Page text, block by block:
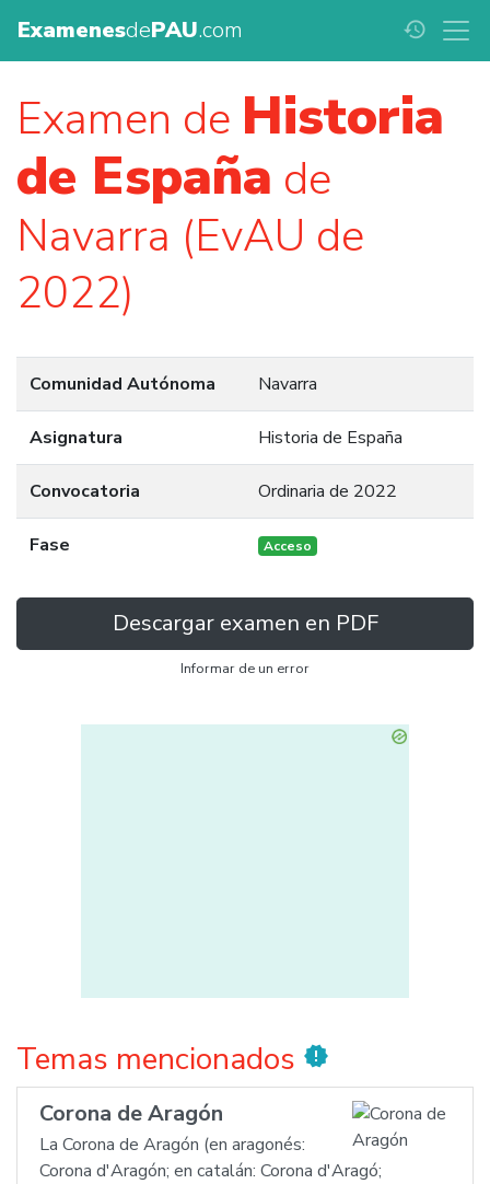
ExamenesdePAU.com history
Examen de Historia
de España de
Navarra (EvAU de
2022)
Comunidad Autónoma Navarra
Asignatura Historia de España
Convocatoria Ordinaria de 2022
Fase Acceso
Descargar examen en PDF
Informar de un error
Temas mencionados new_releases
Corona de Aragón
La Corona de Aragón (en aragonés:
Corona d'Aragón; en catalán: Corona d'Aragó;